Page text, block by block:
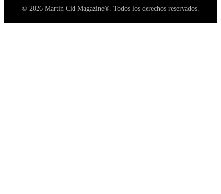
© 2026 Martin Cid Magazine®. Todos los derechos reservados.